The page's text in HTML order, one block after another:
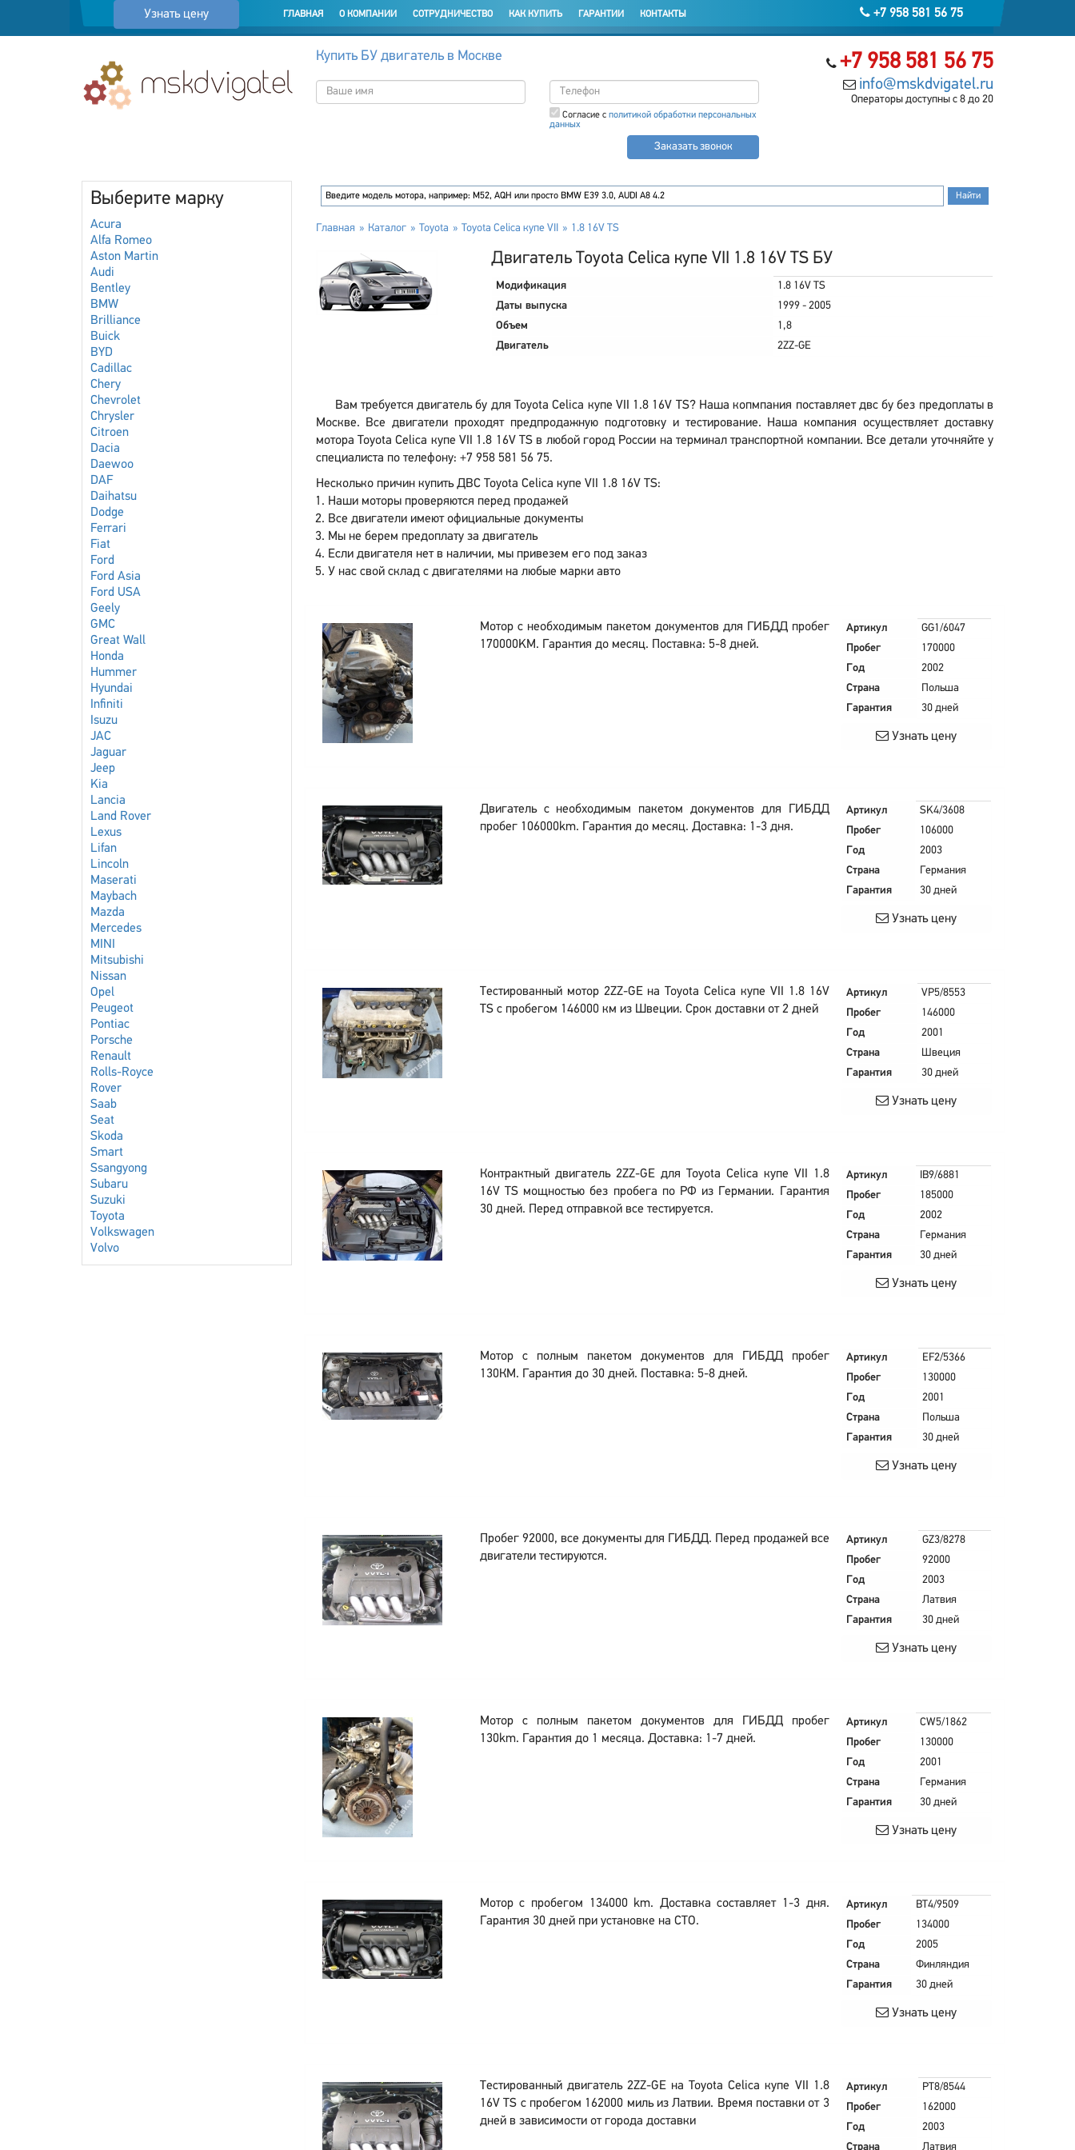
Узнать цену +7 958 581 56 75
ГЛАВНАЯ О КОМПАНИИ СОТРУДНИЧЕСТВО КАК КУПИТЬ ГАРАНТИИ КОНТАКТЫ
+7 958 581 56 75
info@mskdvigatel.ru
Операторы доступны с 8 до 20
Купить БУ двигатель в Москве
Согласие с политикой обработки персональных
данных
Заказать звонок
Выберите марку
Acura
Alfa Romeo
Aston Martin
Audi
Bentley
BMW
Brilliance
Buick
BYD
Cadillac
Chery
Chevrolet
Chrysler
Citroen
Dacia
Daewoo
DAF
Daihatsu
Dodge
Ferrari
Fiat
Ford
Ford Asia
Ford USA
Geely
GMC
Great Wall
Honda
Hummer
Hyundai
Infiniti
Isuzu
JAC
Jaguar
Jeep
Kia
Lancia
Land Rover
Lexus
Lifan
Lincoln
Maserati
Maybach
Mazda
Mercedes
MINI
Mitsubishi
Nissan
Opel
Peugeot
Pontiac
Porsche
Renault
Rolls-Royce
Rover
Saab
Seat
Skoda
Smart
Ssangyong
Subaru
Suzuki
Toyota
Volkswagen
Volvo
Главная Каталог Toyota Toyota Celica купе VII 1.8 16V TS
Двигатель Toyota Celica купе VII 1.8 16V TS БУ
Модификация
1.8 16V TS
Даты выпуска
1999 - 2005
Объем
1,8
Двигатель
2ZZ-GE
Вам требуется двигатель бу для Toyota Celica купе VII 1.8 16V TS? Наша копмпания поставляет двс бу без предоплаты в
Москве. Все двигатели проходят предпродажную подготовку и тестирование. Наша компания осуществляет доставку
мотора Toyota Celica купе VII 1.8 16V TS в любой город России на терминал транспортной компании. Все детали уточняйте у
специалиста по телефону: +7 958 581 56 75.
Несколько причин купить ДВС Toyota Celica купе VII 1.8 16V TS:
Наши моторы проверяются перед продажей
Все двигатели имеют официальные документы
Мы не берем предоплату за двигатель
Если двигателя нет в наличии, мы привезем его под заказ
У нас свой склад с двигателями на любые марки авто
Мотор с необходимым пакетом документов для ГИБДД пробег
170000KM. Гарантия до месяц. Поставка: 5-8 дней.
Артикул
GG1/6047
Пробег
170000
Год
2002
Страна
Польша
Гарантия
30 дней
Узнать цену
Двигатель с необходимым пакетом документов для ГИБДД
пробег 106000km. Гарантия до месяц. Доставка: 1-3 дня.
Артикул
SK4/3608
Пробег
106000
Год
2003
Страна
Германия
Гарантия
30 дней
Узнать цену
Тестированный мотор 2ZZ-GE на Toyota Celica купе VII 1.8 16V
TS с пробегом 146000 км из Швеции. Срок доставки от 2 дней
Артикул
VP5/8553
Пробег
146000
Год
2001
Страна
Швеция
Гарантия
30 дней
Узнать цену
Контрактный двигатель 2ZZ-GE для Toyota Celica купе VII 1.8
16V TS мощностью без пробега по РФ из Германии. Гарантия
30 дней. Перед отправкой все тестируется.
Артикул
IB9/6881
Пробег
185000
Год
2002
Страна
Германия
Гарантия
30 дней
Узнать цену
Мотор с полным пакетом документов для ГИБДД пробег
130КМ. Гарантия до 30 дней. Поставка: 5-8 дней.
Артикул
EF2/5366
Пробег
130000
Год
2001
Страна
Польша
Гарантия
30 дней
Узнать цену
Пробег 92000, все документы для ГИБДД. Перед продажей все
двигатели тестируются.
Артикул
GZ3/8278
Пробег
92000
Год
2003
Страна
Латвия
Гарантия
30 дней
Узнать цену
Мотор с полным пакетом документов для ГИБДД пробег
130km. Гарантия до 1 месяца. Доставка: 1-7 дней.
Артикул
CW5/1862
Пробег
130000
Год
2001
Страна
Германия
Гарантия
30 дней
Узнать цену
Мотор с пробегом 134000 km. Доставка составляет 1-3 дня.
Гарантия 30 дней при установке на СТО.
Артикул
BT4/9509
Пробег
134000
Год
2005
Страна
Финляндия
Гарантия
30 дней
Узнать цену
Тестированный двигатель 2ZZ-GE на Toyota Celica купе VII 1.8
16V TS с пробегом 162000 миль из Латвии. Время поставки от 3
дней в зависимости от города доставки
Артикул
PT8/8544
Пробег
162000
Год
2003
Страна
Латвия